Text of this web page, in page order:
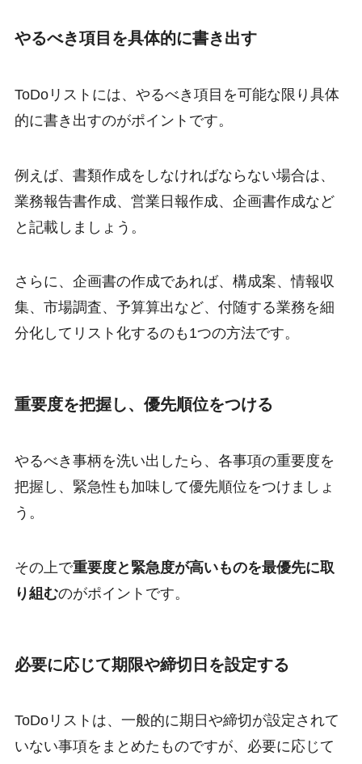
やるべき項目を具体的に書き出す
ToDoリストには、やるべき項目を可能な限り具体
的に書き出すのがポイントです。
例えば、書類作成をしなければならない場合は、
業務報告書作成、営業日報作成、企画書作成など
と記載しましょう。
さらに、企画書の作成であれば、構成案、情報収
集、市場調査、予算算出など、付随する業務を細
分化してリスト化するのも1つの方法です。
重要度を把握し、優先順位をつける
やるべき事柄を洗い出したら、各事項の重要度を
把握し、緊急性も加味して優先順位をつけましょ
う。
その上で重要度と緊急度が高いものを最優先に取
り組むのがポイントです。
必要に応じて期限や締切日を設定する
ToDoリストは、一般的に期日や締切が設定されて
いない事項をまとめたものですが、必要に応じて